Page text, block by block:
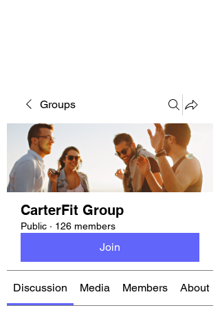
Groups
CarterFit Group
Public · 126 members
Join
Discussion Media Members About